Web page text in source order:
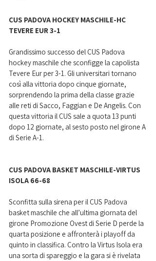
CUS PADOVA HOCKEY MASCHILE-HC
TEVERE EUR 3-1
Grandissimo successo del CUS Padova
hockey maschile che sconfigge la capolista
Tevere Eur per 3-1. Gli universitari tornano
così alla vittoria dopo cinque giornate,
sorprendendo la prima della classe grazie
alle reti di Sacco, Faggian e De Angelis. Con
questa vittoria il CUS sale a quota 13 punti
dopo 12 giornate, al sesto posto nel girone A
di Serie A-1.
CUS PADOVA BASKET MASCHILE-VIRTUS
ISOLA 66-68
Sconfitta sulla sirena per il CUS Padova
basket maschile che all’ultima giornata del
girone Promozione Ovest di Serie D perde la
quarta posizione e affronterà i playoff da
quinto in classifica. Contro la Virtus Isola era
una sorta di spareggio e la gara si è rivelata